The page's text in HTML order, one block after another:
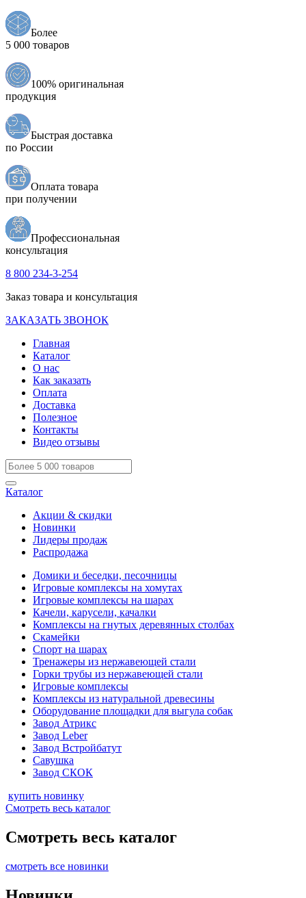
Более
5 000 товаров
100% оригинальная
продукция
Быстрая доставка
по России
Оплата товара
при получении
Профессиональная
консультация
8 800 234-3-254
Заказ товара и консультация
ЗАКАЗАТЬ ЗВОНОК
Главная
Каталог
О нас
Как заказать
Оплата
Доставка
Полезное
Контакты
Видео отзывы
Каталог
Акции & скидки
Новинки
Лидеры продаж
Распродажа
Домики и беседки, песочницы
Игровые комплексы на хомутах
Игровые комплексы на шарах
Качели, карусели, качалки
Комплексы на гнутых деревянных столбах
Скамейки
Спорт на шарах
Тренажеры из нержавеющей стали
Горки трубы из нержавеющей стали
Игровые комплексы
Комплексы из натуральной древесины
Оборудование площадки для выгула собак
Завод Атрикс
Завод Leber
Завод Встройбатут
Савушка
Завод СКОК
купить новинку
Смотреть весь каталог
Смотреть весь каталог
смотреть все новинки